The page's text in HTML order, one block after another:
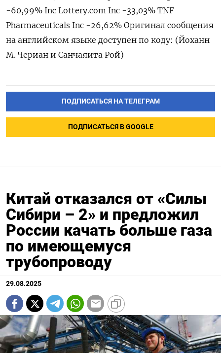
-60,99% Inc Lottery.com Inc -33,03% TNF
Pharmaceuticals Inc -26,62% Оригинал сообщения
на английском языке доступен по коду: (Йоханн
М. Чериан и Санчаяита Рой)
ПОДПИСАТЬСЯ НА ТЕЛЕГРАМ
ПОДПИСАТЬСЯ В GOOGLE
Китай отказался от «Силы
Сибири – 2» и предложил
России качать больше газа
по имеющемуся
трубопроводу
29.08.2025